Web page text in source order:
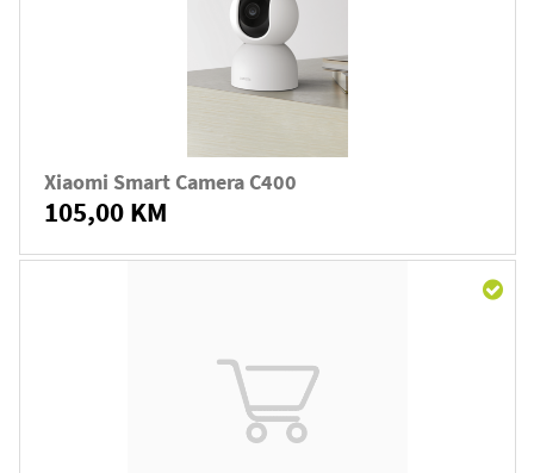
Xiaomi Smart Camera C400
105,00 KM